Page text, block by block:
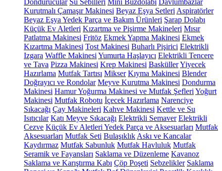
Dondurucular Su Sebilleri Mini Buzdolabı Davlumbazlar
Kurutmalı Çamaşır Makinesi Beyaz Eşya Setleri Aspiratörler
Beyaz Eşya Yedek Parça ve Bakım Ürünleri Şarap Dolabı
Küçük Ev Aletleri Kızartma ve Pişirme Makineleri Mısır
Patlatma Makinesi Fritöz Ekmek Yapma Makinesi Ekmek
Kızartma Makinesi Tost Makinesi Buharlı Pişirici Elektrikli
Izgara Waffle Makinesi Yumurta Haşlayıcı Elektrikli Tencere
ve Tava Pizza Makinesi Krep Makinesi BasküllerYiyecek
Hazırlama Mutfak Tartısı Mikser Kıyma Makinesi Blender
Doğrayıcı ve Rondolar Meyve Kurutma Makinesi Dondurma
Makinesi Hamur Yoğurma Makinesi ve Mutfak Şefleri Yoğurt
Makinesi Mutfak Robotu İçecek Hazırlama Narenciye
Sıkacağı Çay Makineleri Kahve Makinesi Kettle ve Su
Isıtıcılar Katı Meyve Sıkacağı Elektrikli Semaver Elektrikli
Cezve Küçük Ev Aletleri Yedek Parça ve Aksesuarları Mutfak
Aksesuarları Mutfak Seti Bulaşıklık Askı ve Kancalar
Kaydırmaz Mutfak Sabunluk Mutfak Havluluk Mutfak
Seramik ve Fayansları Saklama ve Düzenleme Kavanoz
Saklama ve Karıştırma Kabı Çöp Poşeti Sebzelikler Saklama